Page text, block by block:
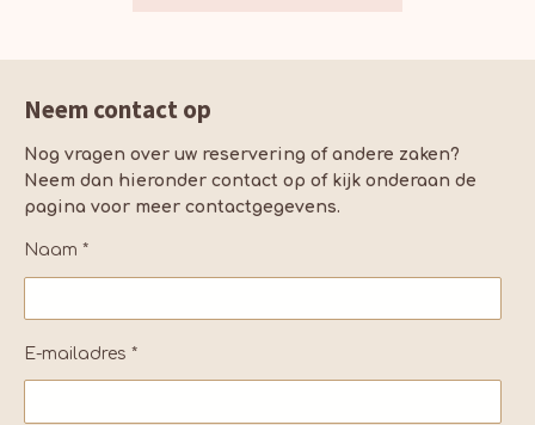
Neem contact op
Nog vragen over uw reservering of andere zaken?
Neem dan hieronder contact op of kijk onderaan de
pagina voor meer contactgegevens.
Naam *
E-mailadres *